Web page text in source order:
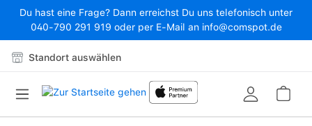
Zum Hauptinhalt springen
Du hast eine Frage? Dann erreichst Du uns telefonisch unter
040-790 291 919 oder per E-Mail an info@comspot.de
Standort auswählen